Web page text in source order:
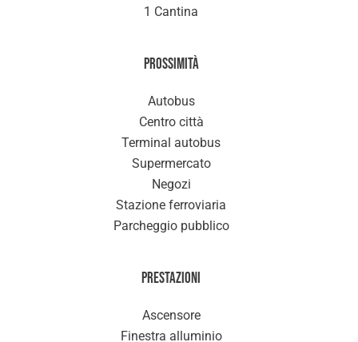
1 Cantina
Prossimità
Autobus
Centro città
Terminal autobus
Supermercato
Negozi
Stazione ferroviaria
Parcheggio pubblico
Prestazioni
Ascensore
Finestra alluminio